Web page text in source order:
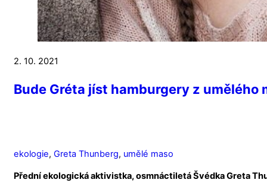
2. 10. 2021
Bude Gréta jíst hamburgery z umělého
ekologie, Greta Thunberg, umělé maso
Přední ekologická aktivistka, osmnáctiletá Švédka Greta